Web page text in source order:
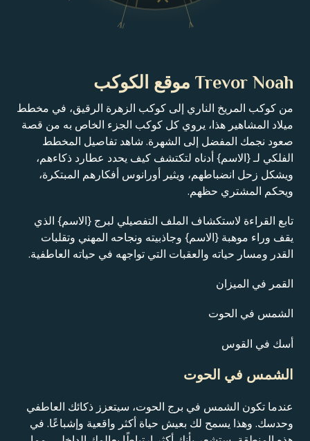
IV V
Trevor Noah موقع الكوكب
من كوكب المريخ الناري إلى كوكب الزهرة الرقيق، في مخطط
ميلاد المشاهير هذا، يروي كل كوكب الجزء الخاص به من قصة
صعود نجمك المفضل إلى الشهرة. شاهد تفاصيل المخطط
الفلكي لـ {الاسم} أدناه لتكتشف كيف يحدد عطارد ذكاءهم،
ويشكل زحل انضباطهم، ويثير أورانوس أفكارهم المبتكرة،
ويحكم المشتري حظهم.
تابع القراءة لاستكشاف الملف التفصيلي لبرج {الاسم} الذي
يقف وراء موهبة {الاسم} وجاذبيته ونجاحه المهني وتقلبات
القدر ومسار حياته والعقبات التي تواجهه في حياته العاطفية.
القمر في الميزان
الشمس في الحوت
أسك في القوس
الشمس في الحوت
عندما تكون الشمس في برج الحوت، سيتعزز ذكائك العاطفي
وحدسك. وهذا يسمح لك بعيش حياة أكثر واقعية وإشباعًا. في